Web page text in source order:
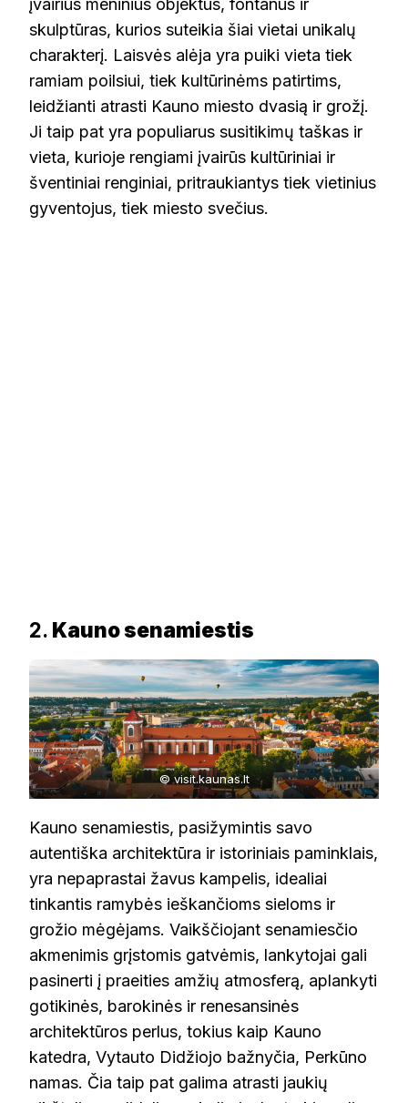
įvairius meninius objektus, fontanus ir
skulptūras, kurios suteikia šiai vietai unikalų
charakterį. Laisvės alėja yra puiki vieta tiek
ramiam poilsiui, tiek kultūrinėms patirtims,
leidžianti atrasti Kauno miesto dvasią ir grožį.
Ji taip pat yra populiarus susitikimų taškas ir
vieta, kurioje rengiami įvairūs kultūriniai ir
šventiniai renginiai, pritraukiantys tiek vietinius
gyventojus, tiek miesto svečius.
2. Kauno senamiestis
© visit.kaunas.lt
Kauno senamiestis, pasižymintis savo
autentiška architektūra ir istoriniais paminklais,
yra nepaprastai žavus kampelis, idealiai
tinkantis ramybės ieškančioms sieloms ir
grožio mėgėjams. Vaikščiojant senamiesčio
akmenimis grįstomis gatvėmis, lankytojai gali
pasinerti į praeities amžių atmosferą, aplankyti
gotikinės, barokinės ir renesansinės
architektūros perlus, tokius kaip Kauno
katedra, Vytauto Didžiojo bažnyčia, Perkūno
namas. Čia taip pat galima atrasti jaukių